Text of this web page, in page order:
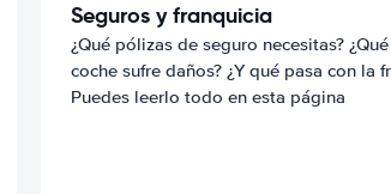
Seguros y franquicia
¿Qué pólizas de seguro necesitas?
coche sufre daños? ¿Y qué pasa con la
Puedes leerlo todo en esta página